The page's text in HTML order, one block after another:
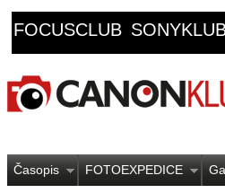
FOCUSCLUB
Časopis FOTOEXPEDICE